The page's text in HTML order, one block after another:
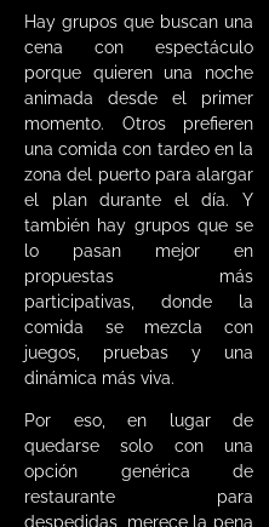
Hay grupos que buscan una
cena con espectáculo
porque quieren una noche
animada desde el primer
momento. Otros prefieren
una comida con tardeo en la
zona del puerto para alargar
el plan durante el día. Y
también hay grupos que se
lo pasan mejor en
propuestas más
participativas, donde la
comida se mezcla con
juegos, pruebas y una
dinámica más viva.
Por eso, en lugar de
quedarse solo con una
opción genérica de
restaurante para
despedidas, merece la pena